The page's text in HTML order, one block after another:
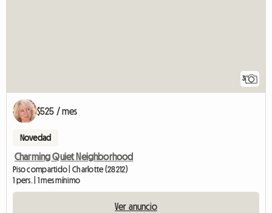
3
$525 / mes
Novedad
Charming Quiet Neighborhood
Piso compartido | Charlotte (28212)
1 pers. | 1 mes mínimo
Ver anuncio